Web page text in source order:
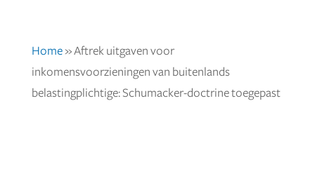
Home»Aftrek uitgaven voor
inkomensvoorzieningen van buitenlands
belastingplichtige: Schumacker-doctrine toegepast